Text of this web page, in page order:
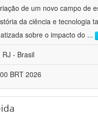
de um novo campo de
da ciência e tecnologia
sobre o impacto do ...
- Brasil
BRT 2026